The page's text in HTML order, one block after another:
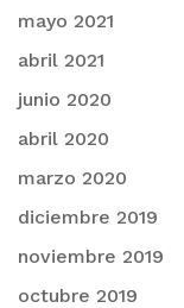
mayo 2021
abril 2021
junio 2020
abril 2020
marzo 2020
diciembre 2019
noviembre 2019
octubre 2019